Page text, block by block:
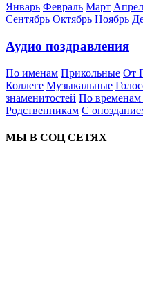
Январь Февраль Март
Сентябрь Октябрь Ноябрь
Аудио поздравления
По именам Прикольные От
Коллеге Музыкальные
знаменитостей По временам
Родственникам С
МЫ В СОЦ СЕТЯХ